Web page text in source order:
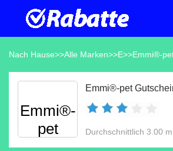
Nach Hause>>Alle Marken>>E>>Emmi®-
Emmi®-
pet
Durchschnittlich 3.00